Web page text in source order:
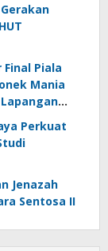
Piala
Mania
Perkuat
Jenazah
Sentosa II